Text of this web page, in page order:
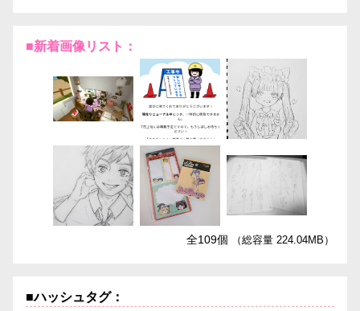
■新着画像リスト：
全109個 （総容量 224.04MB）
■ハッシュタグ：